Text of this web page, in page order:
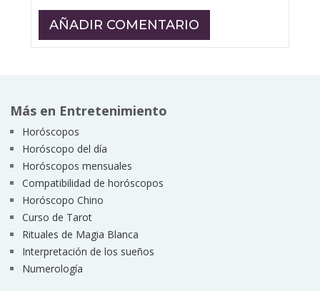
Más en Entretenimiento
Horóscopos
Horóscopo del día
Horóscopos mensuales
Compatibilidad de horóscopos
Horóscopo Chino
Curso de Tarot
Rituales de Magia Blanca
Interpretación de los sueños
Numerología